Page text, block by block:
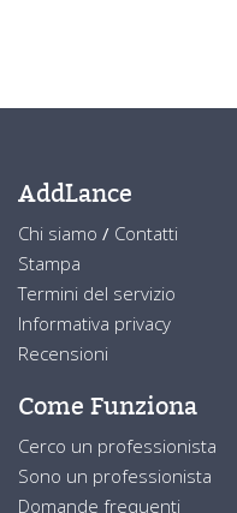
AddLance
Chi siamo / Contatti
Stampa
Termini del servizio
Informativa privacy
Recensioni
Come Funziona
Cerco un professionista
Sono un professionista
Domande frequenti